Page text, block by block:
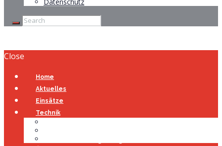
Close
Home
Aktuelles
Einsätze
Technik